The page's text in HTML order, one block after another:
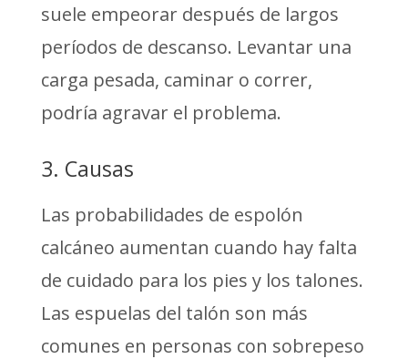
suele empeorar después de largos
períodos de descanso. Levantar una
carga pesada, caminar o correr,
podría agravar el problema.
3. Causas
Las probabilidades de espolón
calcáneo aumentan cuando hay falta
de cuidado para los pies y los talones.
Las espuelas del talón son más
comunes en personas con sobrepeso